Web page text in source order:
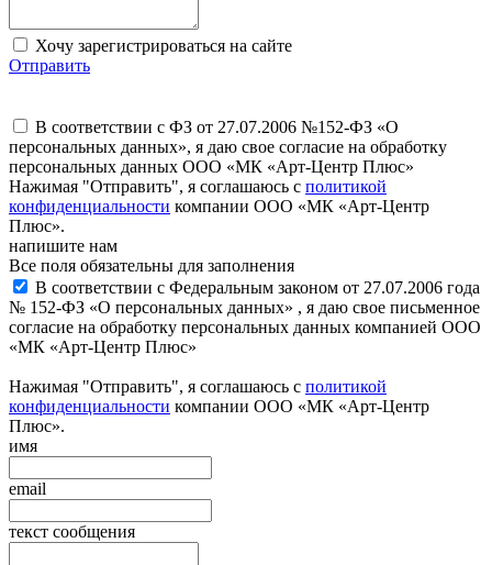
Хочу зарегистрироваться на сайте
Отправить
В соответствии с ФЗ от 27.07.2006 №152-ФЗ «О
персональных данных», я даю свое согласие на обработку
персональных данных ООО «МК «Арт-Центр Плюс»
Нажимая "Отправить", я соглашаюсь с политикой
конфиденциальности компании ООО «МК «Арт-Центр
Плюс».
напишите нам
Все поля обязательны для заполнения
В соответствии с Федеральным законом от 27.07.2006 года
№ 152-ФЗ «О персональных данных» , я даю свое письменное
согласие на обработку персональных данных компанией ООО
«МК «Арт-Центр Плюс»
Нажимая "Отправить", я соглашаюсь с политикой
конфиденциальности компании ООО «МК «Арт-Центр
Плюс».
имя
email
текст сообщения